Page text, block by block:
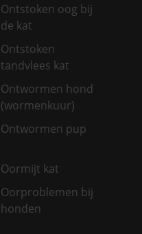
Ontstoken oog bij
de kat
Ontstoken
tandvlees kat
Ontwormen hond
(wormenkuur)
Ontwormen pup
Oormijt kat
Oorproblemen bij
honden